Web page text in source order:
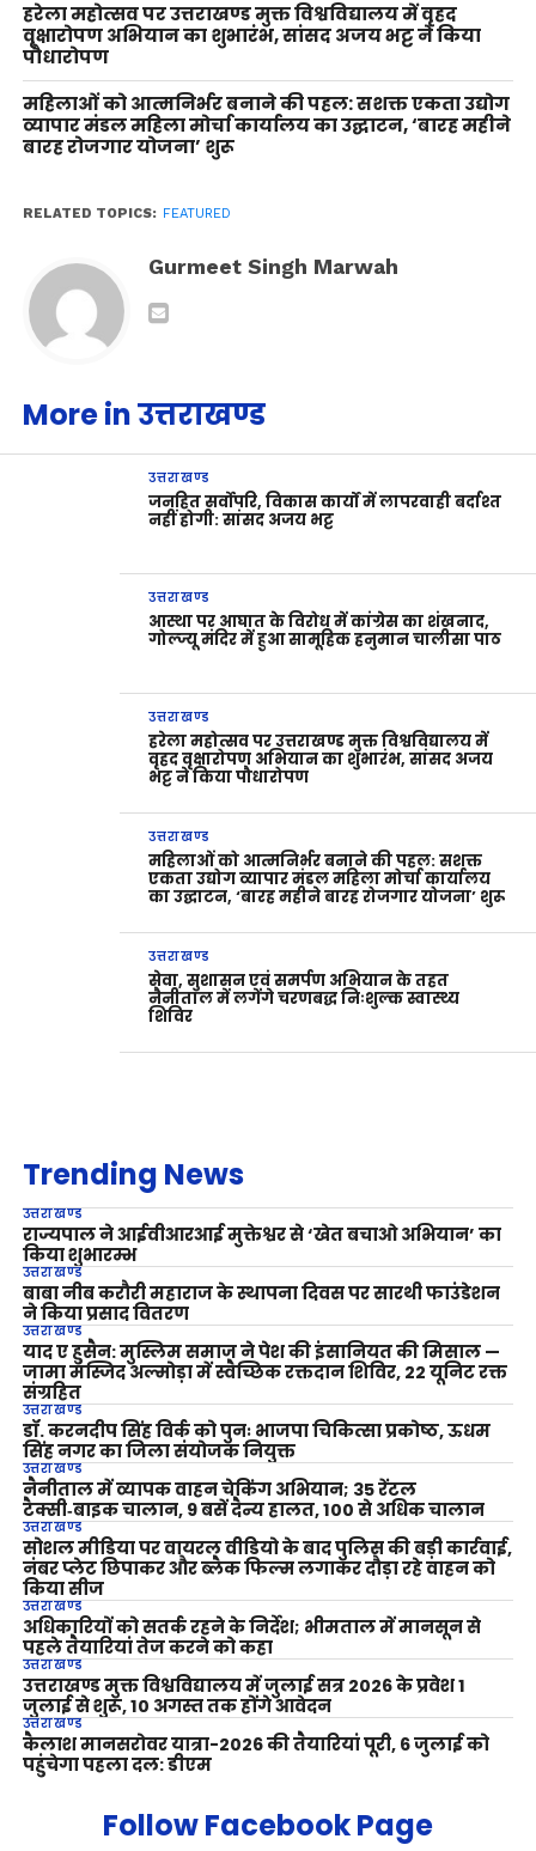
हरेला महोत्सव पर उत्तराखण्ड मुक्त विश्वविद्यालय में वृहद
वृक्षारोपण अभियान का शुभारंभ, सांसद अजय भट्ट ने किया
पौधारोपण
महिलाओं को आत्मनिर्भर बनाने की पहल: सशक्त एकता उद्योग
व्यापार मंडल महिला मोर्चा कार्यालय का उद्घाटन, ‘बारह महीने
बारह रोजगार योजना’ शुरू
RELATED TOPICS: FEATURED
Gurmeet Singh Marwah
More in उत्तराखण्ड
उत्तराखण्ड
जनहित सर्वोपरि, विकास कार्यों में लापरवाही बर्दाश्त
नहीं होगी: सांसद अजय भट्ट
उत्तराखण्ड
आस्था पर आघात के विरोध में कांग्रेस का शंखनाद,
गोल्ज्यू मंदिर में हुआ सामूहिक हनुमान चालीसा पाठ
उत्तराखण्ड
हरेला महोत्सव पर उत्तराखण्ड मुक्त विश्वविद्यालय में
वृहद वृक्षारोपण अभियान का शुभारंभ, सांसद अजय
भट्ट ने किया पौधारोपण
उत्तराखण्ड
महिलाओं को आत्मनिर्भर बनाने की पहल: सशक्त
एकता उद्योग व्यापार मंडल महिला मोर्चा कार्यालय
का उद्घाटन, ‘बारह महीने बारह रोजगार योजना’ शुरू
उत्तराखण्ड
सेवा, सुशासन एवं समर्पण अभियान के तहत
नैनीताल में लगेंगे चरणबद्ध निःशुल्क स्वास्थ्य
शिविर
Trending News
उत्तराखण्ड
राज्यपाल ने आईवीआरआई मुक्तेश्वर से ‘खेत बचाओ अभियान’ का
किया शुभारम्भ
उत्तराखण्ड
बाबा नीब करौरी महाराज के स्थापना दिवस पर सारथी फाउंडेशन
ने किया प्रसाद वितरण
उत्तराखण्ड
याद ए हुसैन: मुस्लिम समाज ने पेश की इंसानियत की मिसाल —
जामा मस्जिद अल्मोड़ा में स्वैच्छिक रक्तदान शिविर, 22 यूनिट रक्त
संग्रहित
उत्तराखण्ड
डॉ. करनदीप सिंह विर्क को पुनः भाजपा चिकित्सा प्रकोष्ठ, ऊधम
सिंह नगर का जिला संयोजक नियुक्त
उत्तराखण्ड
नैनीताल में व्यापक वाहन चेकिंग अभियान; 35 रेंटल
टैक्सी‑बाइक चालान, 9 बसें दैन्य हालत, 100 से अधिक चालान
उत्तराखण्ड
सोशल मीडिया पर वायरल वीडियो के बाद पुलिस की बड़ी कार्रवाई,
नंबर प्लेट छिपाकर और ब्लैक फिल्म लगाकर दौड़ा रहे वाहन को
किया सीज
उत्तराखण्ड
अधिकारियों को सतर्क रहने के निर्देश; भीमताल में मानसून से
पहले तैयारियां तेज करने को कहा
उत्तराखण्ड
उत्तराखण्ड मुक्त विश्वविद्यालय में जुलाई सत्र 2026 के प्रवेश 1
जुलाई से शुरू, 10 अगस्त तक होंगे आवेदन
उत्तराखण्ड
कैलाश मानसरोवर यात्रा-2026 की तैयारियां पूरी, 6 जुलाई को
पहुंचेगा पहला दल: डीएम
Follow Facebook Page